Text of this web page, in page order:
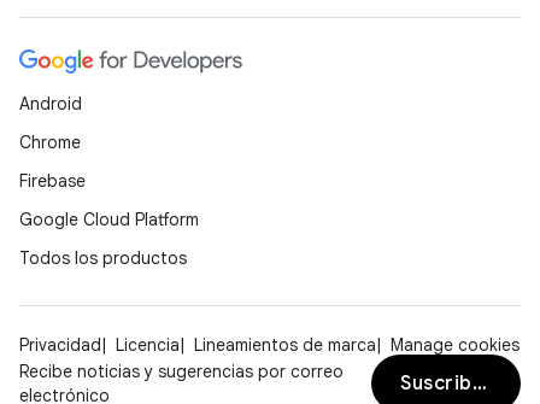
Android
Chrome
Firebase
Google Cloud Platform
Todos los productos
Privacidad Licencia Lineamientos de marca
Manage cookies
Recibe noticias y sugerencias por correo
electrónico
Suscribirse